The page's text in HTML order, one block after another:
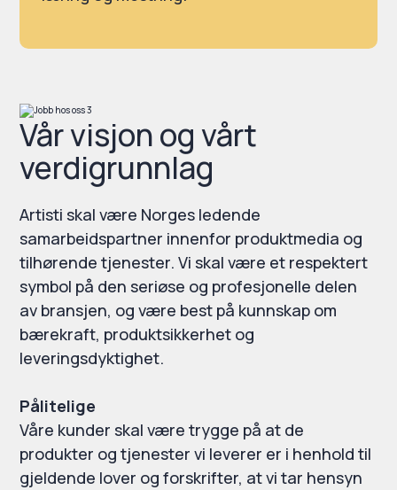
Vår visjon og vårt
verdigrunnlag
Artisti skal være Norges ledende
samarbeidspartner innenfor produktmedia og
tilhørende tjenester. Vi skal være et respektert
symbol på den seriøse og profesjonelle delen
av bransjen, og være best på kunnskap om
bærekraft, produktsikkerhet og
leveringsdyktighet.
Pålitelige
Våre kunder skal være trygge på at de
produkter og tjenester vi leverer er i henhold til
gjeldende lover og forskrifter, at vi tar hensyn